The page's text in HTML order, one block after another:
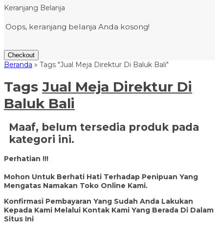
Keranjang Belanja
Oops, keranjang belanja Anda kosong!
Checkout
Beranda » Tags "Jual Meja Direktur Di Baluk Bali"
Tags Jual Meja Direktur Di
Baluk Bali
Maaf, belum tersedia produk pada
kategori ini.
Perhatian !!!
Mohon Untuk Berhati Hati Terhadap Penipuan Yang
Mengatas Namakan Toko Online Kami.
Konfirmasi Pembayaran Yang Sudah Anda Lakukan
Kepada Kami Melalui Kontak Kami Yang Berada Di Dalam
Situs Ini